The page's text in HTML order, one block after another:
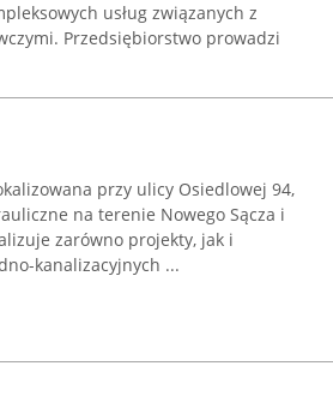
usług związanych z
Przedsiębiorstwo prowadzi
przy ulicy Osiedlowej 94,
na terenie Nowego Sącza i
zarówno projekty, jak i
kanalizacyjnych ...